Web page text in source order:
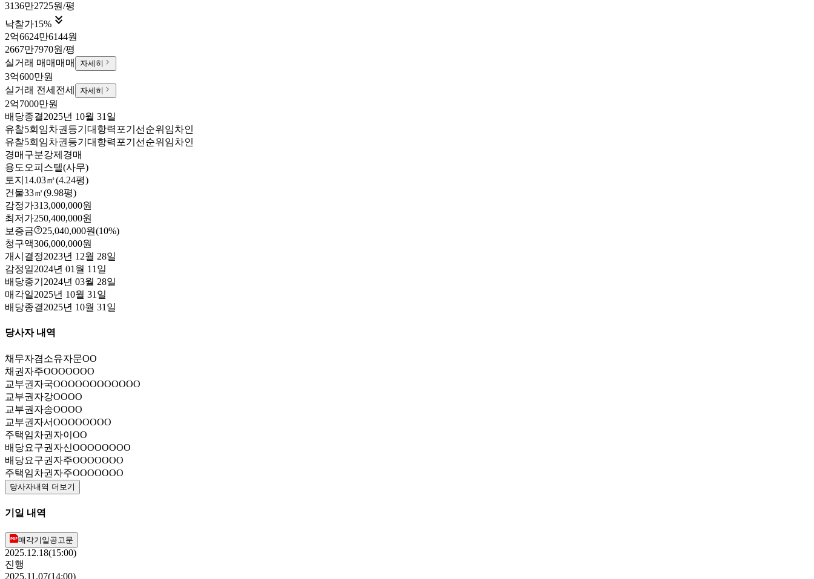
3136만2725원/평
낙찰가15% 
2억6624만6144원
2667만7970원/평
실거래 매매 매매 자세히
3억600만원
실거래 전세 전세 자세히
2억7000만원
배당종결2025년 10월 31일
유찰5회 임차권등기 대항력포기 선순위임차인
유찰5회 임차권등기 대항력포기 선순위임차인
경매구분강제경매
용도 오피스텔(사무)
토지 14.03㎡(4.24평)
건물33㎡(9.98평)
감정가313,000,000원
최저가250,400,000원
보증금
25,040,000원(10%)
청구액306,000,000원
개시결정2023년 12월 28일
감정일2024년 01월 11일
배당종기 2024년 03월 28일
매각일2025년 10월 31일
배당종결2025년 10월 31일
당사자 내역
채무자겸소유자문OO
채권자주OOOOOOO
교부권자국OOOOOOOOOOOO
교부권자강OOOO
교부권자송OOOO
교부권자서OOOOOOOO
주택임차권자이OO
배당요구권자신OOOOOOOO
배당요구권자주OOOOOOO
주택임차권자주OOOOOOO
당사자내역 더보기
기일 내역
매각기일공고문
2025.12.18(15:00)
진행
2025.11.07(14:00)